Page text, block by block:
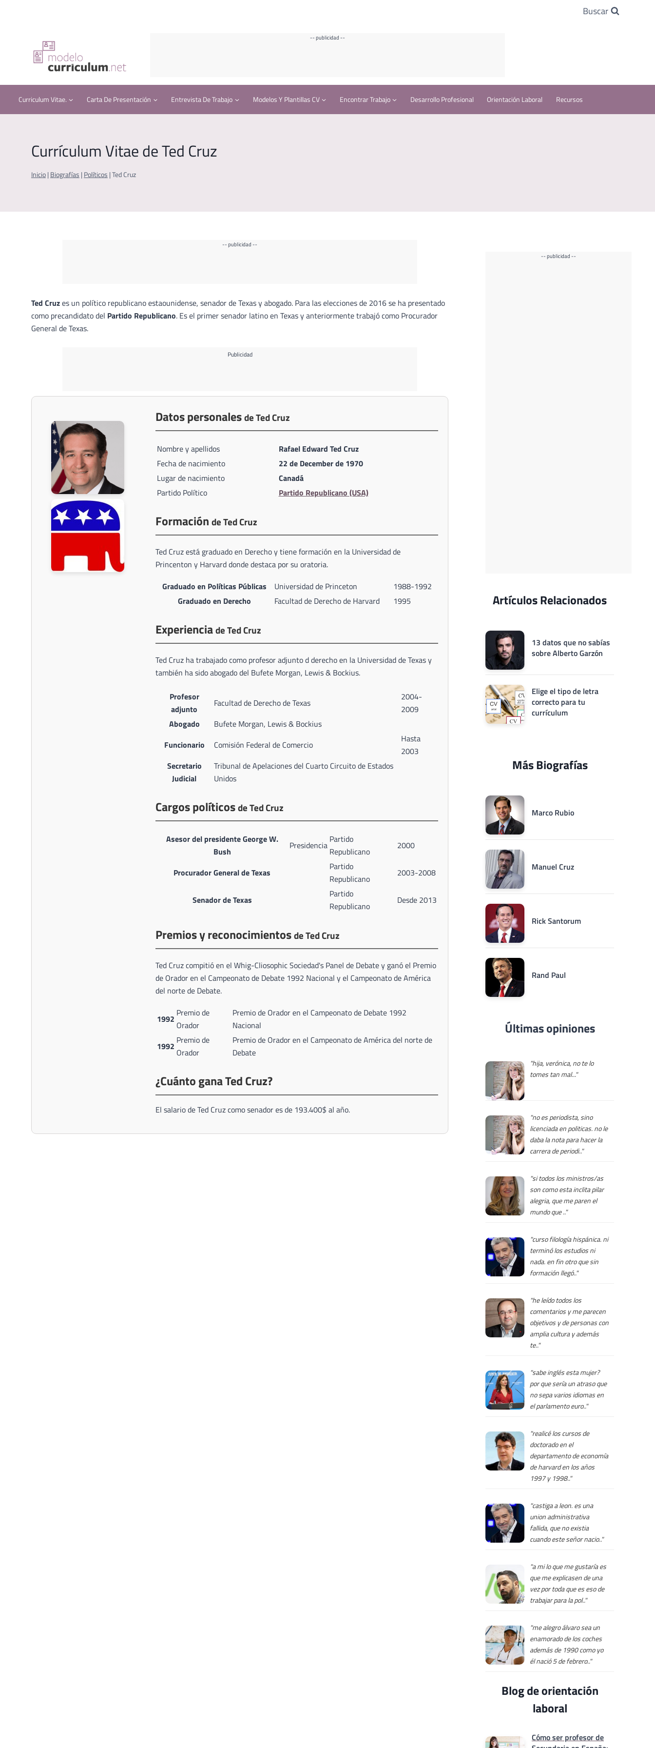
Buscar
-- publicidad --
Curriculum Vitae. Carta De Presentación Entrevista De Trabajo Modelos Y Plantillas CV Encontrar Trabajo Desarrollo Profesional Orientación Laboral Recursos
Currículum Vitae de Ted Cruz
Inicio | Biografías | Políticos | Ted Cruz
-- publicidad --
Ted Cruzes un político republicano estaounidense, senador de Texas y abogado. Para las elecciones de 2016 se ha presentado
como precandidato del Partido Republicano. Es el primer senador latino en Texas y anteriormente trabajó como Procurador
General de Texas.
Publicidad
Datos personalesde Ted Cruz
Nombre y apellidos
Rafael Edward Ted Cruz
Fecha de nacimiento
22 de December de 1970
Lugar de nacimiento
Canadá
Partido Político
Partido Republicano (USA)
Formación de Ted Cruz
Ted Cruz está graduado en Derecho y tiene formación en la Universidad de
Princenton y Harvard donde destaca por su oratoria.
Graduado en Políticas Públicas
Universidad de Princeton
1988-1992
Graduado en Derecho
Facultad de Derecho de Harvard 1995
Experienciade Ted Cruz
Ted Cruz ha trabajado como profesor adjunto d derecho en la Universidad de Texas y
también ha sido abogado del Bufete Morgan, Lewis & Bockius.
Profesor
adjunto
Facultad de Derecho de Texas
2004-
2009
Abogado
Bufete Morgan, Lewis & Bockius
Funcionario
Comisión Federal de Comercio
Hasta
2003
Secretario
Judicial
Tribunal de Apelaciones del Cuarto Circuito de Estados
Unidos
Cargos políticosde Ted Cruz
Asesor del presidente George W.
Bush
Presidencia
Partido
Republicano
2000
Procurador General de Texas
Partido
Republicano
2003-2008
Senador de Texas
Partido
Republicano
Desde 2013
Premios y reconocimientosde Ted Cruz
Ted Cruz compitió en el Whig-Cliosophic Sociedad's Panel de Debate y ganó el Premio
de Orador en el Campeonato de Debate 1992 Nacional y el Campeonato de América
del norte de Debate.
1992
Premio de
Orador
Premio de Orador en el Campeonato de Debate 1992
Nacional
1992
Premio de
Orador
Premio de Orador en el Campeonato de América del norte de
Debate
¿Cuánto gana Ted Cruz?
El salario de Ted Cruz como senador es de 193.400$ al año.
-- publicidad --
Artículos Relacionados
13 datos que no sabías
sobre Alberto Garzón
Elige el tipo de letra
correcto para tu
currículum
Más Biografías
Marco Rubio
Manuel Cruz
Rick Santorum
Rand Paul
Últimas opiniones
"hija, verónica, no te lo
tomes tan mal..."
"no es periodista, sino
licenciada en politicas. no le
daba la nota para hacer la
carrera de periodi.."
"si todos los ministros/as
son como esta inclita pilar
alegria, que me paren el
mundo que .."
"curso filología hispánica. ni
terminó los estudios ni
nada. en fin otro que sin
formación llegó.."
"he leído todos los
comentarios y me parecen
objetivos y de personas con
amplia cultura y además
te.."
"sabe inglés esta mujer?
por que sería un atraso que
no sepa varios idiomas en
el parlamento euro.."
"realicé los cursos de
doctorado en el
departamento de economía
de harvard en los años
1997 y 1998.."
"castiga a leon. es una
union administrativa
fallida, que no existia
cuando este señor nacio.."
"a mi lo que me gustaría es
que me explicasen de una
vez por toda que es eso de
trabajar para la pol.."
"me alegro álvaro sea un
enamorado de los coches
además de 1990 como yo
él nació 5 de febrero.."
Blog de orientación
laboral
Cómo ser profesor de